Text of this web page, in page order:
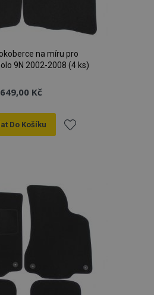
na míru pro
9N 2002-2008 (4 ks)
649,00 Kč
Do Košíku
oblíbeným